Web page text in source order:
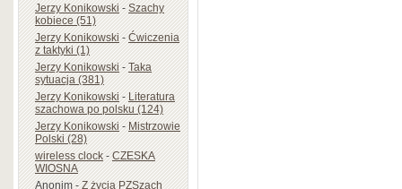
Jerzy Konikowski-Szachy
kobiece (51)
Jerzy Konikowski-Ćwiczenia
z taktyki (1)
Jerzy Konikowski-Taka
sytuacja (381)
Jerzy Konikowski-Literatura
szachowa po polsku (124)
Jerzy Konikowski-Mistrzowie
Polski (28)
wireless clock-CZESKA
WIOSNA
Anonim-Z życia PZSzach